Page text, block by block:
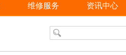
维修服务 资讯中心